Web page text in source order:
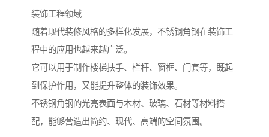
装饰工程领域
随着现代装修风格的多样化发展，不锈钢角钢在装饰工
程中的应用也越来越广泛。
它可以用于制作楼梯扶手、栏杆、窗框、门套等，既起
到保护作用，又能提升整体的装饰效果。
不锈钢角钢的光亮表面与木材、玻璃、石材等材料搭
配，能够营造出简约、现代、高端的空间氛围。